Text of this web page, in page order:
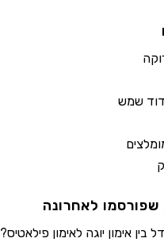
שמש
לאחרונה
אימון יוגה לאימון פילאטיס?